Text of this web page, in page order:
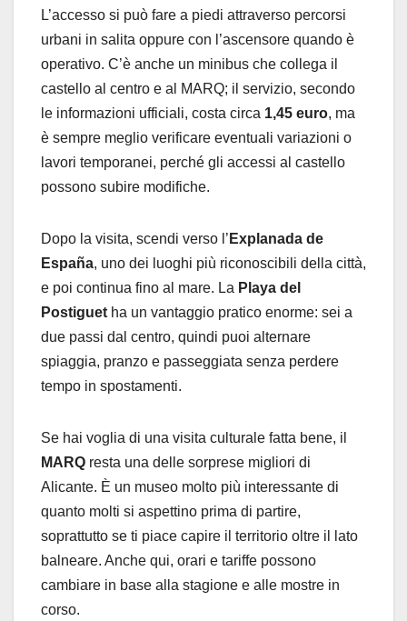
L’accesso si può fare a piedi attraverso percorsi
urbani in salita oppure con l’ascensore quando è
operativo. C’è anche un minibus che collega il
castello al centro e al MARQ; il servizio, secondo
le informazioni ufficiali, costa circa 1,45 euro, ma
è sempre meglio verificare eventuali variazioni o
lavori temporanei, perché gli accessi al castello
possono subire modifiche.
Dopo la visita, scendi verso l’ Explanada de
España, uno dei luoghi più riconoscibili della città,
e poi continua fino al mare. La Playa del
Postiguetha un vantaggio pratico enorme: sei a
due passi dal centro, quindi puoi alternare
spiaggia, pranzo e passeggiata senza perdere
tempo in spostamenti.
Se hai voglia di una visita culturale fatta bene, il
MARQ resta una delle sorprese migliori di
Alicante. È un museo molto più interessante di
quanto molti si aspettino prima di partire,
soprattutto se ti piace capire il territorio oltre il lato
balneare. Anche qui, orari e tariffe possono
cambiare in base alla stagione e alle mostre in
corso.